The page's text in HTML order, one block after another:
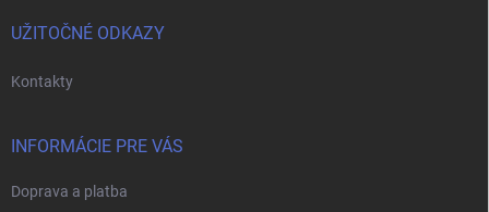
UŽITOČNÉ ODKAZY
Kontakty
INFORMÁCIE PRE VÁS
Doprava a platba